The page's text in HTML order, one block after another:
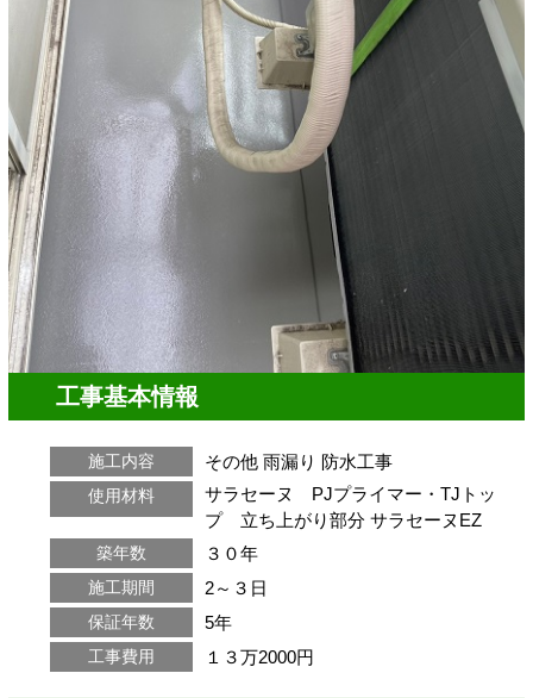
工事基本情報
施工内容 その他 雨漏り 防水工事
使用材料
サラセーヌ PJプライマー・TJトッ
プ 立ち上がり部分 サラセーヌEZ
築年数 ３０年
施工期間 2～３日
保証年数 5年
工事費用 １３万2000円